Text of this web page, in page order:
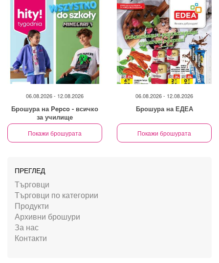
06.08.2026 - 12.08.2026
Брошура на Pepco - всичко
за училище
Покажи брошурата
06.08.2026 - 12.08.2026
Брошура на ЕДЕА
Покажи брошурата
ПРЕГЛЕД
Търговци
Търговци по категории
Продукти
Архивни брошури
За нас
Контакти